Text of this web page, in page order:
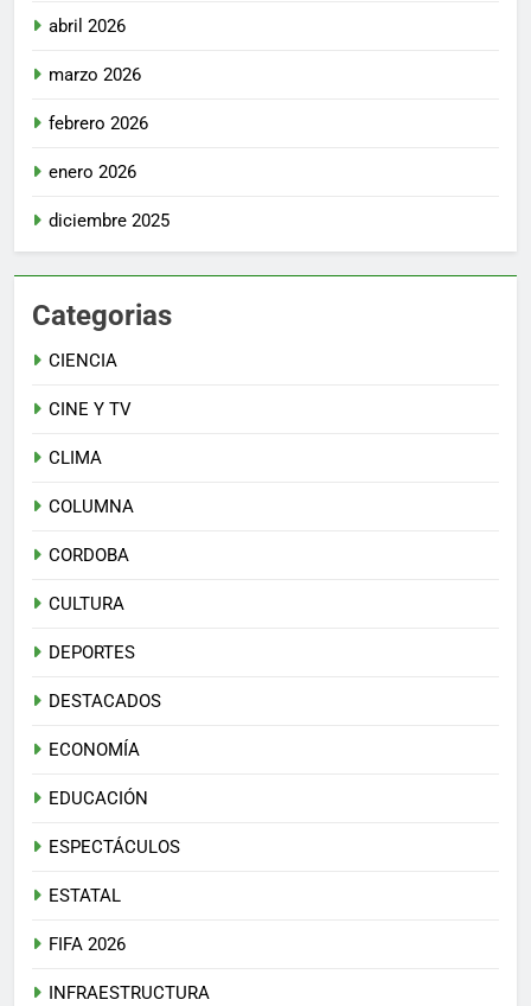
abril 2026
marzo 2026
febrero 2026
enero 2026
diciembre 2025
Categorias
CIENCIA
CINE Y TV
CLIMA
COLUMNA
CORDOBA
CULTURA
DEPORTES
DESTACADOS
ECONOMÍA
EDUCACIÓN
ESPECTÁCULOS
ESTATAL
FIFA 2026
INFRAESTRUCTURA